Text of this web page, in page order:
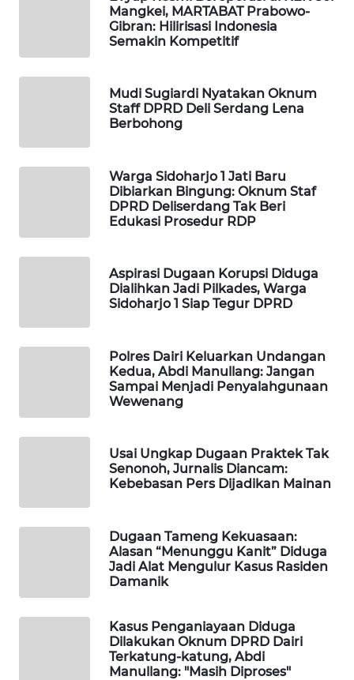
Mangkei, MARTABAT Prabowo-
Gibran: Hilirisasi Indonesia
Semakin Kompetitif
Mudi Sugiardi Nyatakan Oknum
Staff DPRD Deli Serdang Lena
Berbohong
Warga Sidoharjo 1 Jati Baru
Dibiarkan Bingung: Oknum Staf
DPRD Deliserdang Tak Beri
Edukasi Prosedur RDP
Aspirasi Dugaan Korupsi Diduga
Dialihkan Jadi Pilkades, Warga
Sidoharjo 1 Siap Tegur DPRD
Polres Dairi Keluarkan Undangan
Kedua, Abdi Manullang: Jangan
Sampai Menjadi Penyalahgunaan
Wewenang
Usai Ungkap Dugaan Praktek Tak
Senonoh, Jurnalis Diancam:
Kebebasan Pers Dijadikan Mainan
Dugaan Tameng Kekuasaan:
Alasan “Menunggu Kanit” Diduga
Jadi Alat Mengulur Kasus Rasiden
Damanik
Kasus Penganiayaan Diduga
Dilakukan Oknum DPRD Dairi
Terkatung-katung, Abdi
Manullang: "Masih Diproses"
WAHANA
TV
UMKM
WAHANA
OTOMOTIF